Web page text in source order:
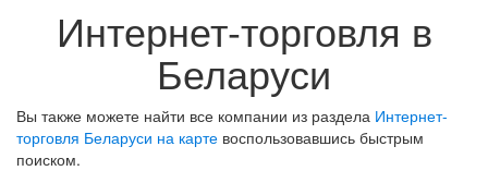
Интернет-торговля в
Беларуси
Вы также можете найти все компании из раздела Интернет-
торговля Беларуси на карте воспользовавшись быстрым
поиском.